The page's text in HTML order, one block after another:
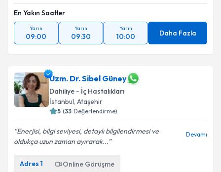
En Yakın Saatler
Yarın
09:00
Yarın
09:30
Yarın
10:00 Daha Fazla
Uzm. Dr. Sibel Güney
Dahiliye - İç Hastalıkları
İstanbul, Ataşehir
5 (33 Değerlendirme)
Enerjisi, bilgi seviyesi, detaylı bilgilendirmesi ve
oldukça uzun zaman ayırarak...
Devamı
Adres 1 Online Görüşme